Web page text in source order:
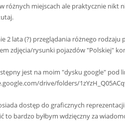
różnych miejscach ale praktycznie nikt
2 lata (?) przeglądania różnego
zdjęcia/rysunki pojazdów "Polskiej"
jest na moim "dysku google" pod
drive/folders/
dostęp do graficznych
to bardzo byłbym wdzięczny za